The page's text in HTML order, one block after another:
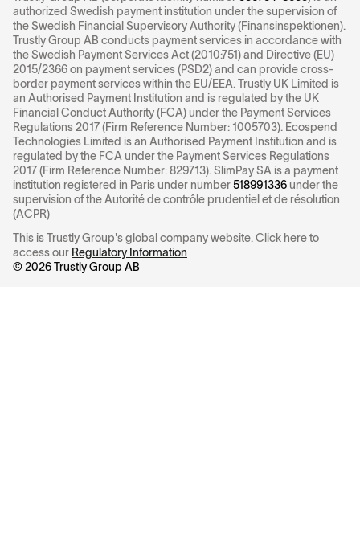
authorized Swedish payment institution under the supervision of
the Swedish Financial Supervisory Authority (Finansinspektionen).
Trustly Group AB conducts payment services in accordance with
the Swedish Payment Services Act (2010:751) and Directive (EU)
2015/2366 on payment services (PSD2) and can provide cross-
border payment services within the EU/EEA. Trustly UK Limited is
an Authorised Payment Institution and is regulated by the UK
Financial Conduct Authority (FCA) under the Payment Services
Regulations 2017 (Firm Reference Number: 1005703). Ecospend
Technologies Limited is an Authorised Payment Institution and is
regulated by the FCA under the Payment Services Regulations
2017 (Firm Reference Number: 829713). SlimPay SA is a payment
institution registered in Paris under number518991336 under the
supervision of the Autorité de contrôle prudentiel et de résolution
(ACPR)
This is Trustly Group's global company website. Click here to
access our Regulatory Information
© 2026Trustly Group AB